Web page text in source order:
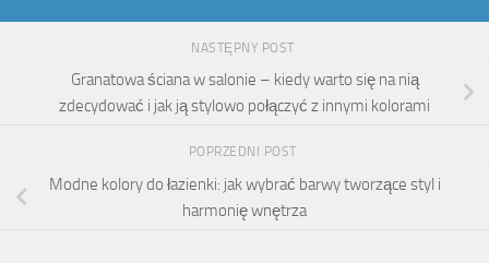
NASTĘPNY POST
Granatowa ściana w salonie – kiedy warto się na nią
zdecydować i jak ją stylowo połączyć z innymi kolorami
POPRZEDNI POST
Modne kolory do łazienki: jak wybrać barwy tworzące styl i
harmonię wnętrza